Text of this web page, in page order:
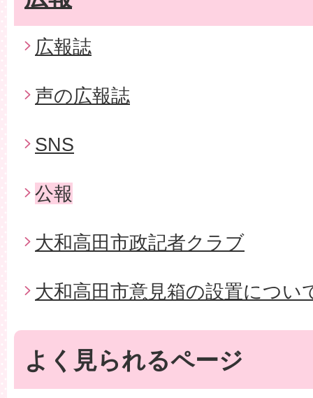
広報誌
声の広報誌
SNS
公報
大和高田市政記者クラブ
大和高田市意見箱の設置につい
よく見られるページ